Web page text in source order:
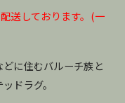
送しております。(一
に住むバルーチ族と
ドラグ。